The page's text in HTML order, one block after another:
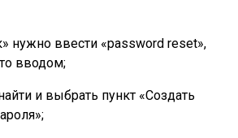
нужно ввести «password reset»,
вводом;
и выбрать пункт «Создать